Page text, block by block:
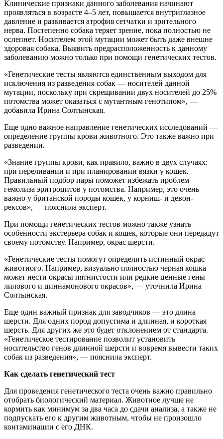
Клинические признаки данного заболевания начинают
проявляться в возрасте 4–5 лет, повышается внутриглазное
давление и развивается атрофия сетчатки и зрительного
нерва. Постепенно собака теряет зрение, пока полностью не
ослепнет. Носителем этой мутации может быть даже внешне
здоровая собака. Выявить предрасположенность к данному
заболеванию можно только при помощи генетических тестов.
«Генетические тесты являются единственным выходом для
исключения из разведения собак — носителей данной
мутации, поскольку при скрещивании двух носителей до 25%
потомства может оказаться с мутантным генотипом», —
добавила Ирина Солтынская.
Еще одно важное направление генетических исследований —
определение группы крови животного. Это также важно при
разведении.
«Знание группы крови, как правило, важно в двух случаях:
при переливании и при планировании вязки у кошек.
Правильный подбор пары поможет избежать проблем
гемолиза эритроцитов у потомства. Например, это очень
важно у британской породы кошек, у корниш- и девон-
рексов», — пояснила эксперт.
При помощи генетических тестов можно также узнать
особенности экстерьера собак и кошек, которые они передадут
своему потомству. Например, окрас шерсти.
«Генетические тесты помогут определить истинный окрас
животного. Например, визуально полностью черная кошка
может нести окрасы пятнистости или редкие ценные гены
лилового и циннамонового окрасов», — уточнила Ирина
Солтынская.
Еще один важный признак для заводчиков — это длина
шерсти. Для одних пород допустима и длинная, и короткая
шерсть. Для других же это будет отклонением от стандарта.
«Генетическое тестирование позволит установить
носительство генов длинной шерсти и вовремя вывести таких
собак из разведения», — пояснила эксперт.
Как сделать генетический тест
Для проведения генетического теста очень важно правильно
отобрать биологический материал. Животное лучше не
кормить как минимум за два часа до сдачи анализа, а также не
подпускать его к другим животным, чтобы не произошло
контаминации с его ДНК.